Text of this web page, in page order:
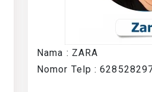
Nama : ZARA
Nomor Telp :